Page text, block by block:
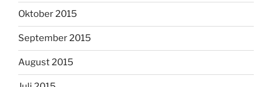
Oktober 2015
September 2015
August 2015